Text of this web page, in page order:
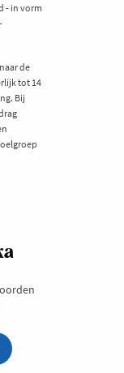
- in vorm
de
tot 14
Bij